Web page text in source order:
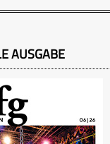
AUSGABE